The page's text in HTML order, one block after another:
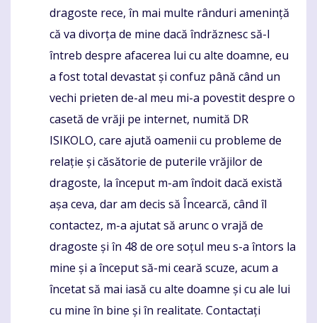
dragoste rece, în mai multe rânduri amenință
că va divorța de mine dacă îndrăznesc să-l
întreb despre afacerea lui cu alte doamne, eu
a fost total devastat și confuz până când un
vechi prieten de-al meu mi-a povestit despre o
casetă de vrăji pe internet, numită DR
ISIKOLO, care ajută oamenii cu probleme de
relație și căsătorie de puterile vrăjilor de
dragoste, la început m-am îndoit dacă există
așa ceva, dar am decis să Încearcă, când îl
contactez, m-a ajutat să arunc o vrajă de
dragoste și în 48 de ore soțul meu s-a întors la
mine și a început să-mi ceară scuze, acum a
încetat să mai iasă cu alte doamne și cu ale lui
cu mine în bine și în realitate. Contactați